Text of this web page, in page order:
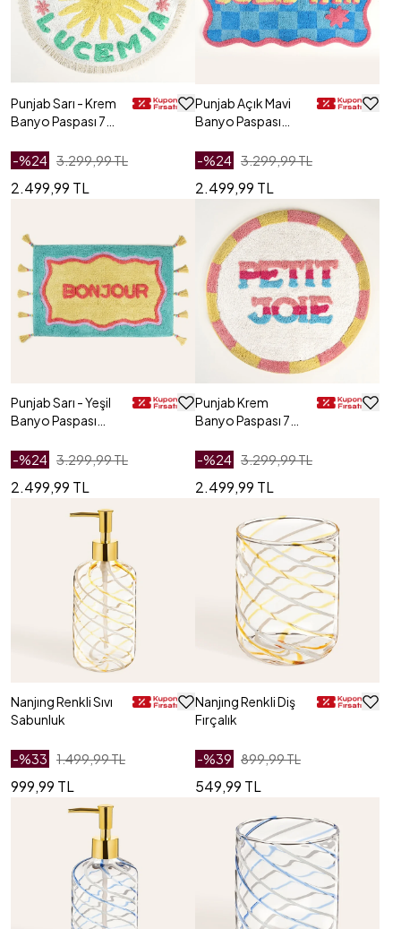
Punjab Sarı - Krem
Banyo Paspası 70
-%24 3.299,99 TL
2.499,99 TL
Punjab Açık Mavi
Banyo Paspası
-%24 3.299,99 TL
2.499,99 TL
Punjab Sarı - Yeşil
Banyo Paspası
-%24 3.299,99 TL
2.499,99 TL
Punjab Krem
Banyo Paspası 70
-%24 3.299,99 TL
2.499,99 TL
Nanjıng Renkli Sıvı
Sabunluk
-%33 1.499,99 TL
999,99 TL
Nanjıng Renkli Diş
Fırçalık
-%39 899,99 TL
549,99 TL